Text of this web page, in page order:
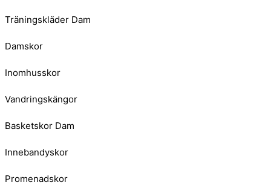
Träningskläder Dam
Damskor
Inomhusskor
Vandringskängor
Basketskor Dam
Innebandyskor
Promenadskor